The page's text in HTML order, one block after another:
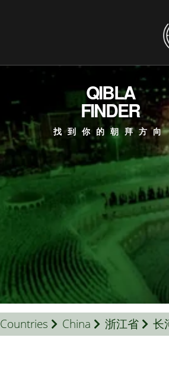
QIBLA
FINDER
找到你的朝拜方向
Countries China 浙江省 长